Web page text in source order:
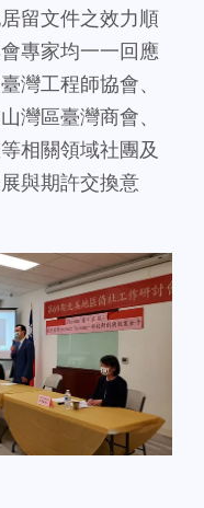
留文件之效力順
專家均一一回應
灣工程師協會、
灣區臺灣商會、
相關領域社團及
與期許交換意